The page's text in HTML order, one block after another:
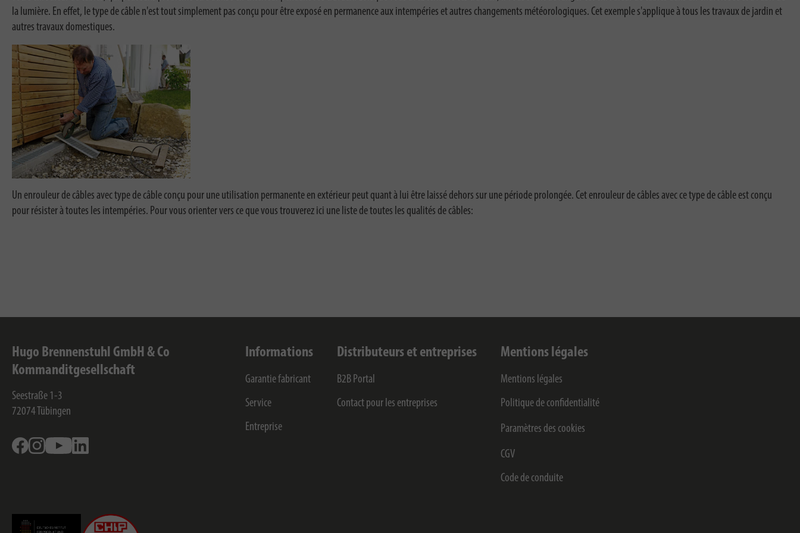
la lumière. En effet, le type de câble n'est tout simplement pas conçu pour être exposé en permanence aux intempéries et autres changements météorologiques. Cet exemple s'applique à tous les travaux de jardin et
autres travaux domestiques.
Un enrouleur de câbles avec type de câble conçu pour une utilisation permanente en extérieur peut quant à lui être laissé dehors sur une période prolongée. Cet enrouleur de câbles avec ce type de câble est conçu
pour résister à toutes les intempéries. Pour vous orienter vers ce que vous trouverez ici une liste de toutes les qualités de câbles:
Hugo Brennenstuhl GmbH & Co
Kommanditgesellschaft
Seestraße 1-3
72074 Tübingen
FacebookInstagramYoutube
Informations
Garantie fabricant
Service
Entreprise
Distributeurs et entreprises
B2B Portal
Contact pour les entreprises
Mentions légales
Mentions légales
Politique de confidentialité
Paramètres des cookies
CGV
Code de conduite